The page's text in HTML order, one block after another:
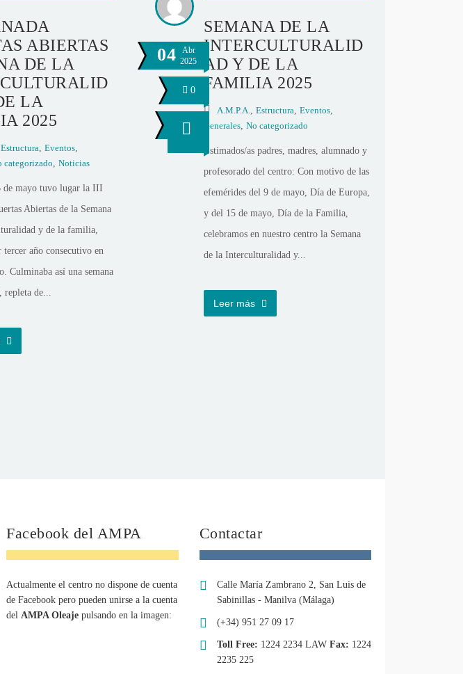
ABIERTAS
DE LA
LA
2025
Estructura,Eventos,
categorizado,Noticias
de mayo tuvo lugar la III
Abiertas de la Semana
y de la familia,
tercer año consecutivo en
Culminaba así una semana
repleta de...
04
Abr
2025
0
SEMANA DE LA
INTERCULTURALID
AD Y DE LA
FAMILIA 2025
A.M.P.A.,Estructura,Eventos,
Generales,No categorizado
Estimados/as padres, madres, alumnado y
profesorado del centro: Con motivo de las
efemérides del 9 de mayo, Día de Europa,
y del 15 de mayo, Día de la Familia,
celebramos en nuestro centro la Semana
de la Interculturalidad y...
Leer más
Facebook del AMPA
Actualmente el centro no dispone de cuenta
de Facebook pero pueden unirse a la cuenta
del AMPA Oleaje pulsando en la imagen:
Contactar
Calle María Zambrano 2, San Luis de
Sabinillas - Manilva (Málaga)
(+34) 951 27 09 17
Toll Free: 1224 2234 LAW Fax: 1224
2235 225